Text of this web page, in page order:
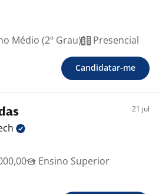
Médio (2º Grau) Presencial
Candidatar-me
21 jul
Ensino Superior